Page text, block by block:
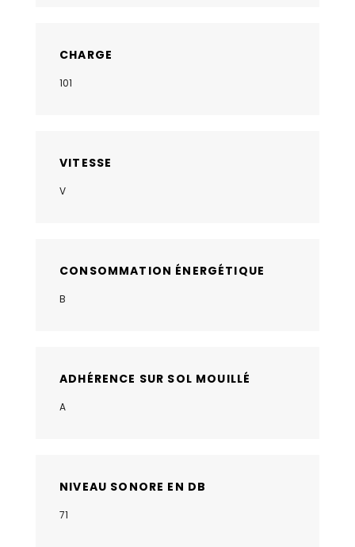
CHARGE
101
VITESSE
V
CONSOMMATION ÉNERGÉTIQUE
B
ADHÉRENCE SUR SOL MOUILLÉ
A
NIVEAU SONORE EN DB
71